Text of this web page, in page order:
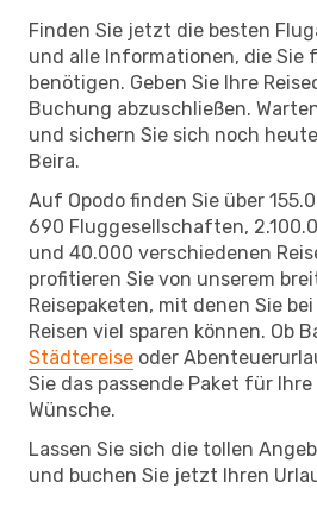
Finden Sie jetzt die besten
und alle Informationen, die Sie
benötigen. Geben Sie Ihre
Buchung abzuschließen.
und sichern Sie sich noch
Beira.
Auf Opodo finden Sie über
690 Fluggesellschaften,
und 40.000 verschiedenen
profitieren Sie von unserem
Reisepaketen, mit denen Sie
Reisen viel sparen können. Ob
Städtereise oder
Sie das passende Paket für
Wünsche.
Lassen Sie sich die tollen
und buchen Sie jetzt Ihren